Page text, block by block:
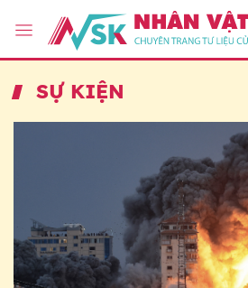
SỰ KIỆN